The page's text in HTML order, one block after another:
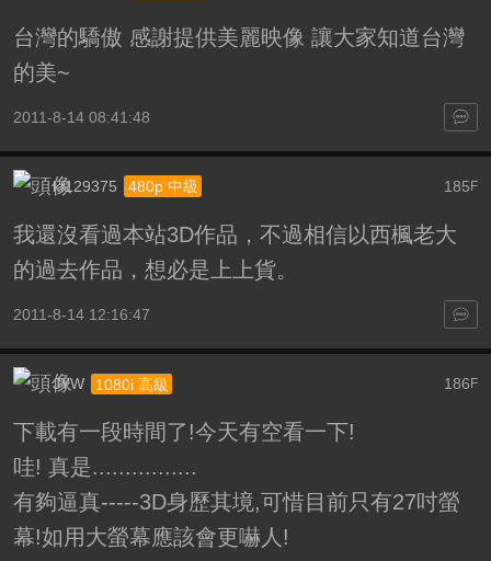
台灣的驕傲 感謝提供美麗映像 讓大家知道台灣
的美~
2011-8-14 08:41:48
185 F
kf129375 480p 中級
我還沒看過本站3D作品，不過相信以西楓老大
的過去作品，想必是上上貨。
2011-8-14 12:16:47
186 F
JYW 1080i 高級
下載有一段時間了!今天有空看一下!
哇! 真是................
有夠逼真-----3D身歷其境,可惜目前只有27吋螢
幕!如用大螢幕應該會更嚇人!